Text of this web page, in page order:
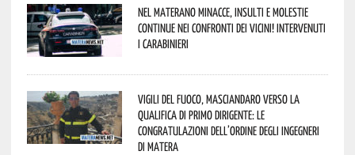
Nel materano minacce, insulti e molestie
continue nei confronti dei vicini! Intervenuti
i Carabinieri
Vigili del Fuoco, Masciandaro verso la
qualifica di Primo Dirigente: le
congratulazioni dell’Ordine degli Ingegneri
di Matera